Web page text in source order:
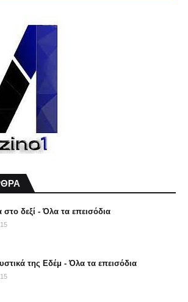
στο δεξί - Όλα τα επεισόδια
της Εδέμ - Όλα τα επεισόδια